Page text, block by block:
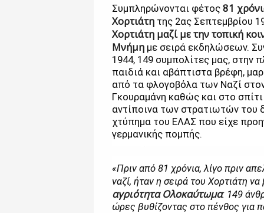
Συμπληρώνονται φέτος 81
Χορτιάτη της 2ας Σεπτεμβρίου
Χορτιάτη μαζί με την τοπική
Μνήμη με σειρά εκδηλώσεων.
1944, 149 συμπολίτες μας, στην
παιδιά και αβάπτιστα βρέφη,
από τα φλογοβόλα των Ναζί
Γκουραμάνη καθώς και στο
αντίποινα των στρατιωτών του
χτύπημα του ΕΛΑΣ που είχε
γερμανικής πομπής.
«Πριν από 81 χρόνια, λίγο πριν
ναζί, ήταν η σειρά του Χορτιάτη
αγριότητα Ολοκαύτωμα: 149
ώρες βυθίζοντας στο πένθος για